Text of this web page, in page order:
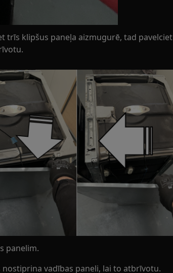
trīs klipšus paneļa aizmugurē, tad pavelciet
panelim.
nostiprina vadības paneli, lai to atbrīvotu.